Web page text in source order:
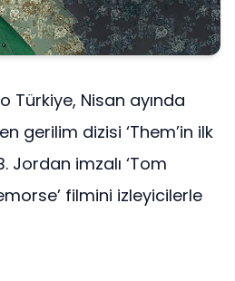
Türkiye, Nisan ayında
gerilim dizisi ‘Them’in ilk
Jordan imzalı ‘Tom
filmini izleyicilerle